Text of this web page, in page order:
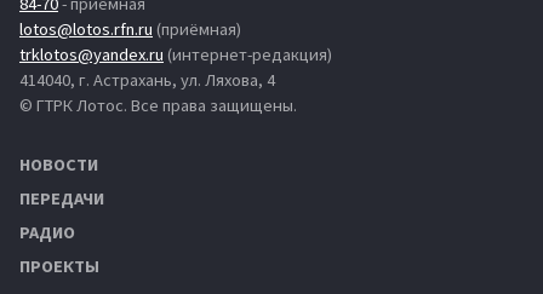
lotos@lotos.rfn.ru (приёмная)
trklotos@yandex.ru (интернет-редакция)
414040, г. Астрахань, ул. Ляхова, 4
© ГТРК Лотос. Все права защищены.
НОВОСТИ
ПЕРЕДАЧИ
РАДИО
ПРОЕКТЫ